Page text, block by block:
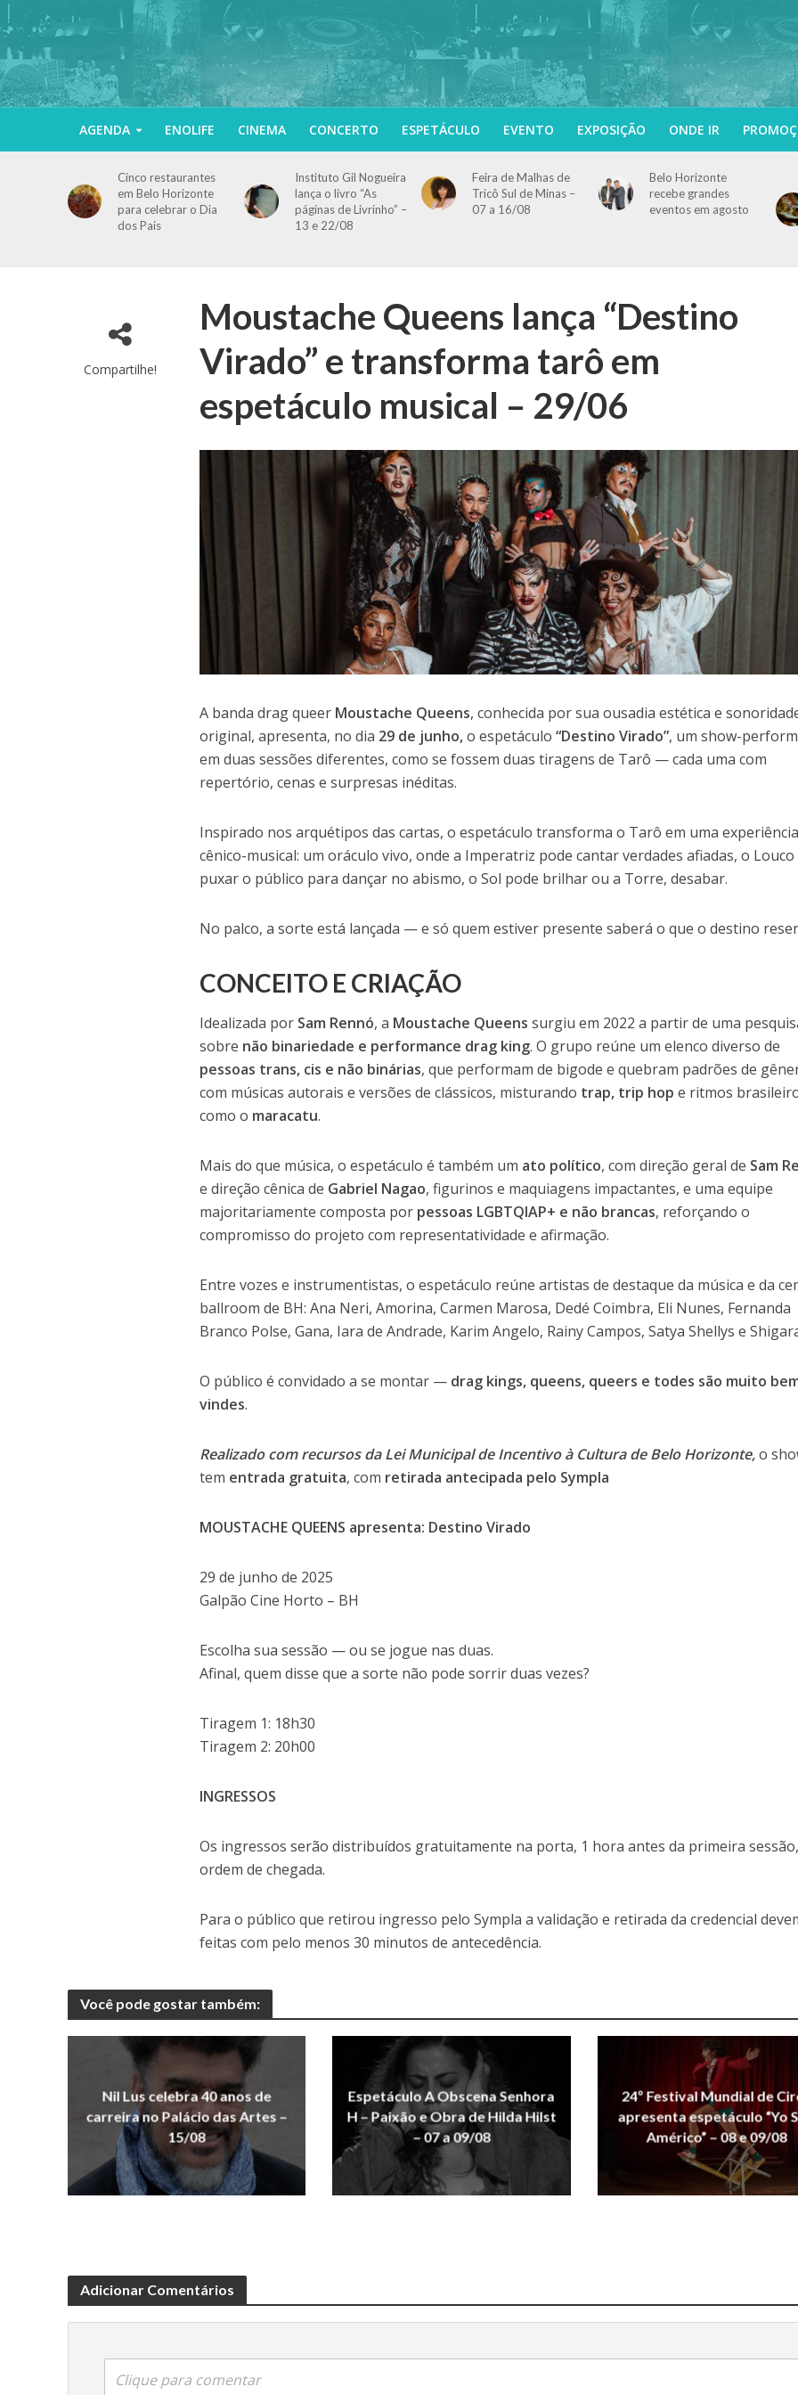
AGENDA ENOLIFE CINEMA CONCERTO ESPETÁCULO EVENTO EXPOSIÇÃO ONDE IR
Cinco restaurantes
em Belo Horizonte
para celebrar o Dia
dos Pais
Instituto Gil Nogueira
lança o livro “As
páginas de Livrinho” –
13 e 22/08
Feira de Malhas de
Tricô Sul de Minas –
07 a 16/08
Belo Horizonte
recebe grandes
eventos em agosto
Compartilhe!
Moustache Queens lança “Destino
Virado” e transforma tarô em
espetáculo musical – 29/06
A banda drag queer Moustache Queens, conhecida por sua ousadia estética e
original, apresenta, no dia 29 de junho,o espetáculo“Destino Virado”, um show-
em duas sessões diferentes, como se fossem duas tiragens de Tarô — cada uma com
repertório, cenas e surpresas inéditas.
Inspirado nos arquétipos das cartas, o espetáculo transforma o Tarô em uma experiência
cênico-musical: um oráculo vivo, onde a Imperatriz pode cantar verdades afiadas, o Louco
puxar o público para dançar no abismo, o Sol pode brilhar ou a Torre, desabar.
No palco, a sorte está lançada — e só quem estiver presente saberá o que o destino
CONCEITO E CRIAÇÃO
Idealizada por Sam Rennó, a Moustache Queens surgiu em 2022 a partir de uma
sobre não binariedade e performance drag king. O grupo reúne um elenco diverso de
pessoas trans, cis e não binárias, que performam de bigode e quebram padrões de
com músicas autorais e versões de clássicos, misturando trap, trip hop e ritmos
como o maracatu.
Mais do que música, o espetáculo é também um ato político, com direção geral de Sam
e direção cênica de Gabriel Nagao, figurinos e maquiagens impactantes, e uma equipe
majoritariamente composta por pessoas LGBTQIAP+ e não brancas, reforçando o
compromisso do projeto com representatividade e afirmação.
Entre vozes e instrumentistas, o espetáculo reúne artistas de destaque da música e da
ballroom de BH: Ana Neri, Amorina, Carmen Marosa, Dedé Coimbra, Eli Nunes, Fernanda
Branco Polse, Gana, Iara de Andrade, Karim Angelo, Rainy Campos, Satya Shellys e
O público é convidado a se montar — drag kings, queens, queers e todes são muito
vindes.
Realizado com recursos da Lei Municipal de Incentivo à Cultura de Belo Horizonte,o
tem entrada gratuita, com retirada antecipada pelo Sympla
MOUSTACHE QUEENS apresenta: Destino Virado
29 de junho de 2025
Galpão Cine Horto – BH
Escolha sua sessão — ou se jogue nas duas.
Afinal, quem disse que a sorte não pode sorrir duas vezes?
Tiragem 1: 18h30
Tiragem 2: 20h00
INGRESSOS
Os ingressos serão distribuídos gratuitamente na porta, 1 hora antes da primeira
ordem de chegada.
Para o público que retirou ingresso pelo Sympla a validação e retirada da credencial
feitas com pelo menos 30 minutos de antecedência.
Você pode gostar também:
Nil Lus celebra 40 anos de
carreira no Palácio das Artes –
15/08
Espetáculo A Obscena Senhora
H – Paixão e Obra de Hilda Hilst
– 07 a 09/08
24º Festival Mundial de
apresenta espetáculo “Yo
Américo” – 08 e 09/08
Adicionar Comentários
Clique para comentar